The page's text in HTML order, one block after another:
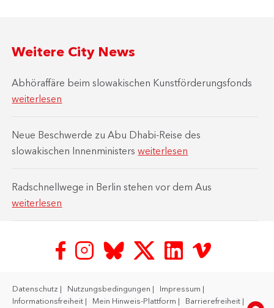
Weitere City News
Abhöraffäre beim slowakischen Kunstförderungsfonds
weiterlesen
Neue Beschwerde zu Abu Dhabi-Reise des
slowakischen Innenministersweiterlesen
Radschnellwege in Berlin stehen vor dem Aus
weiterlesen
Datenschutz Nutzungsbedingungen
Impressum
Informationsfreiheit
Mein Hinweis-Plattform Barrierefreiheit